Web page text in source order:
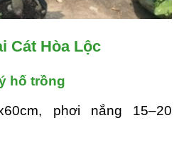
Cát Hòa Lộc
hố trồng
phơi nắng 15–20